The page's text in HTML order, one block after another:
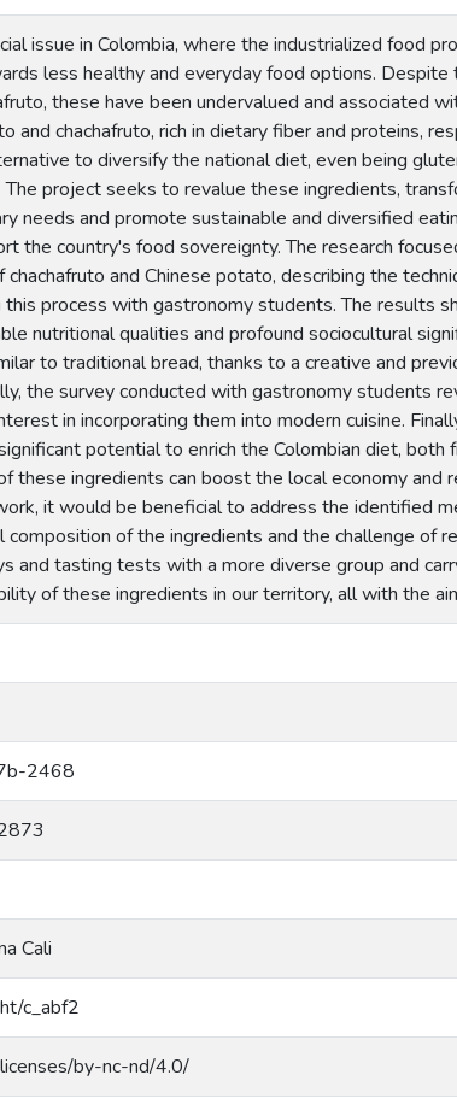
issue in Colombia, where the industrialized food
less healthy and everyday food options. Despite
these have been undervalued and associated
and chachafruto, rich in dietary fiber and proteins,
to diversify the national diet, even being
project seeks to revalue these ingredients,
needs and promote sustainable and diversified
the country's food sovereignty. The research
and Chinese potato, describing the
process with gastronomy students. The results
nutritional qualities and profound sociocultural
to traditional bread, thanks to a creative and
the survey conducted with gastronomy students
in incorporating them into modern cuisine.
potential to enrich the Colombian diet, both
these ingredients can boost the local economy and
it would be beneficial to address the identified
of the ingredients and the challenge of
and tasting tests with a more diverse group and
of these ingredients in our territory, all with the
2468
Cali
c_abf2
by-nc-nd/4.0/